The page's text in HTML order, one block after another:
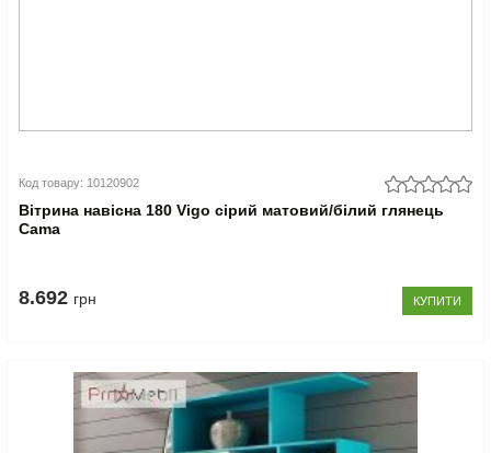
Код товару: 10120902
Вітрина навісна 180 Vigo сірий матовий/білий глянець
Cama
8.692 грн КУПИТИ